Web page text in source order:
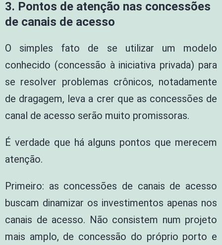
3. Pontos de atenção nas concessões
de canais de acesso
O simples fato de se utilizar um modelo
conhecido (concessão à iniciativa privada) para
se resolver problemas crônicos, notadamente
de dragagem, leva a crer que as concessões de
canal de acesso serão muito promissoras.
É verdade que há alguns pontos que merecem
atenção.
Primeiro: as concessões de canais de acesso
buscam dinamizar os investimentos apenas nos
canais de acesso. Não consistem num projeto
mais amplo, de concessão do próprio porto e